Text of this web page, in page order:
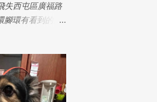
失西屯區廣福路
腳環有看到的麻
車找了好幾圈
小紅包答謝如